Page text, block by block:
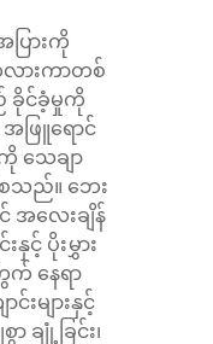
ြားကို
ားကာတစ်
ခိုင်ခံ့မှုကို
ဖြူရောင်
သေချာ
ေသည်။ ဘေး
အလေးချိန်
င့် ပိုးမွှား
က် နေရာ
များနှင့်
ချုံ့ခြင်း၊